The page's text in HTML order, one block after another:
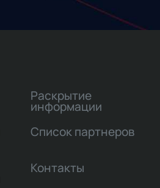
Раскрытие
информации
Список партнеров
Контакты